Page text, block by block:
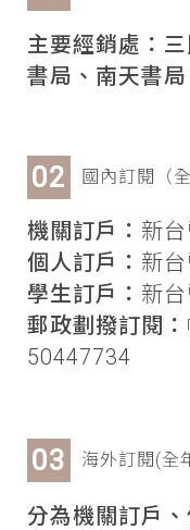
主要經銷處：
書局、南天書局
國內訂閱（
機關訂戶： 新
個人訂戶： 新
學生訂戶： 新
郵政劃撥訂閱：
50447734
海外訂閱(全
分為機關訂戶